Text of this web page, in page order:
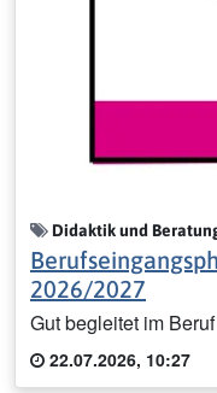
Didaktik und
2026/2027
Gut begleitet im Beruf
22.07.2026, 10:27